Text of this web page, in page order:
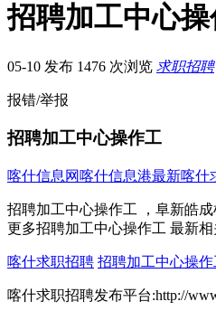
招聘加工中心
05-10 发布 1476 次浏览 求职招聘
报错/举报
招聘加工中心操作工
喀什信息网 喀什信息港最新喀什
招聘加工中心操作工 ，阜新皓
更多招聘加工中心操作工 最新相
喀什求职招聘 招聘加工中心操作
喀什求职招聘发布平台:http://